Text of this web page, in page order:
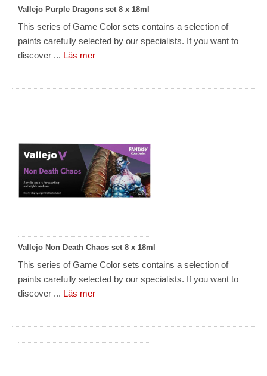
Vallejo Purple Dragons set 8 x 18ml
This series of Game Color sets contains a selection of
paints carefully selected by our specialists. If you want to
discover ... Läs mer
Vallejo Non Death Chaos set 8 x 18ml
This series of Game Color sets contains a selection of
paints carefully selected by our specialists. If you want to
discover ... Läs mer